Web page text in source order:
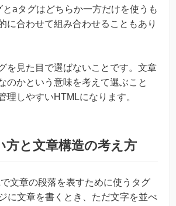
aタグはどちらか一方だけを使うも
に合わせて組み合わせることもあり
を見た目で選ばないことです。文章
のかという意味を考えて選ぶこと
理しやすいHTMLになります。
方と文章構造の考え方
文章の段落を表すために使うタグ
に文章を書くとき、ただ文字を並べ